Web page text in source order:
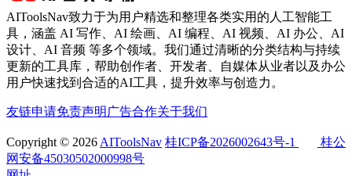
AIToolsNav致力于为用户精选和整理各类实用的人工智能工
具，涵盖 AI 写作、AI 绘画、AI 编程、AI 视频、AI 办公、AI
设计、AI 音频 等多个领域。我们通过清晰的分类结构与持续
更新的工具库，帮助创作者、开发者、自媒体从业者以及办公
用户快速找到合适的AI工具，提升效率与创造力。
友链申请免责声明 广告合作关于我们
Copyright © 2026 AIToolsNav 桂ICP备2026002643号-1
桂公
网安备45030502000998号